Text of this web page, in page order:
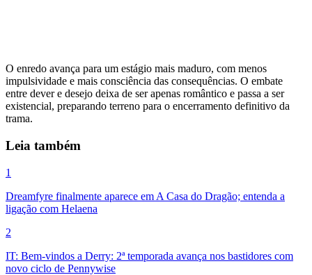
O enredo avança para um estágio mais maduro, com menos
impulsividade e mais consciência das consequências. O embate
entre dever e desejo deixa de ser apenas romântico e passa a ser
existencial, preparando terreno para o encerramento definitivo da
trama.
Leia também
1
Dreamfyre finalmente aparece em A Casa do Dragão; entenda a
ligação com Helaena
2
IT: Bem-vindos a Derry: 2ª temporada avança nos bastidores com
novo ciclo de Pennywise